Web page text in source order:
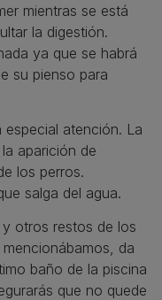
mientras se está
la digestión.
ya que se habrá
su pienso para
atención. La
aparición de
los perros.
salga del agua.
otros restos de los
da
baño de la piscina
que no quede